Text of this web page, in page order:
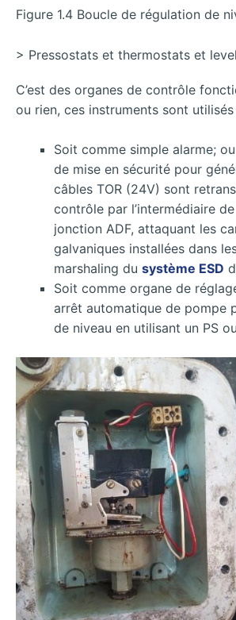
Figure 1.4 Boucle de régulation de
> Pressostats et thermostats et
C’est des organes de contrôle
ou rien, ces instruments sont
Soit comme simple alarme;
de mise en sécurité pour
câbles TOR (24V) sont
contrôle par l’intermédiaire
jonction ADF, attaquant les
galvaniques installées dans
marshaling du système ESD
Soit comme organe de
arrêt automatique de pompe
de niveau en utilisant un PS